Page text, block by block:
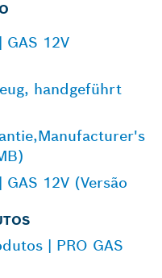
12V
handgeführt
12V (Versão
| PRO GAS